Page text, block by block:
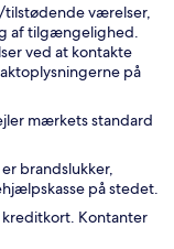
værelser,
af tilgængelighed.
ved at kontakte
på
mærkets standard
brandslukker,
på stedet.
Kontanter